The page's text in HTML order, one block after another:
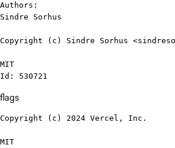
Authors:
Sindre Sorhus
Copyright (c) Sindre Sorhus
MIT
Id: 530721
flags
Copyright (c) 2024 Vercel, Inc.
MIT